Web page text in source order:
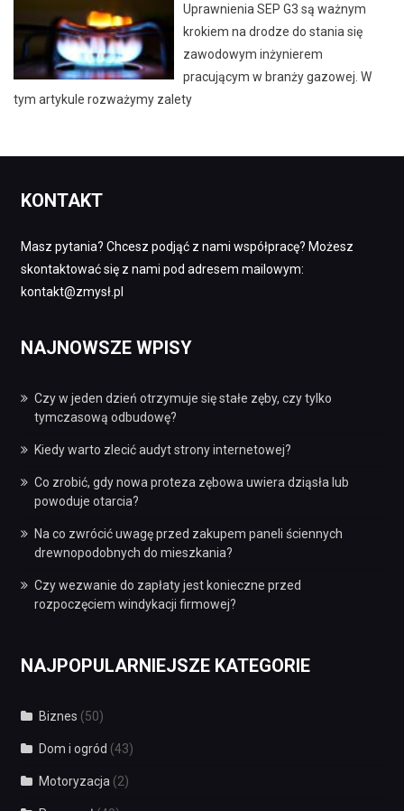
Uprawnienia SEP G3 są ważnym
krokiem na drodze do stania się
zawodowym inżynierem
pracującym w branży gazowej. W
tym artykule rozważymy zalety
KONTAKT
Masz pytania? Chcesz podjąć z nami współpracę? Możesz
skontaktować się z nami pod adresem mailowym:
kontakt@zmysł.pl
NAJNOWSZE WPISY
Czy w jeden dzień otrzymuje się stałe zęby, czy tylko
tymczasową odbudowę?
Kiedy warto zlecić audyt strony internetowej?
Co zrobić, gdy nowa proteza zębowa uwiera dziąsła lub
powoduje otarcia?
Na co zwrócić uwagę przed zakupem paneli ściennych
drewnopodobnych do mieszkania?
Czy wezwanie do zapłaty jest konieczne przed
rozpoczęciem windykacji firmowej?
NAJPOPULARNIEJSZE KATEGORIE
Biznes (50)
Dom i ogród (43)
Motoryzacja (2)